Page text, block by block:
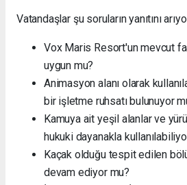
Vatandaşlar şu soruların yanıtını
Vox Maris Resort'un mevcut
uygun mu?
Animasyon alanı olarak
bir işletme ruhsatı bulunuyor
Kamuya ait yeşil alanlar ve
hukuki dayanakla
Kaçak olduğu tespit edilen
devam ediyor mu?